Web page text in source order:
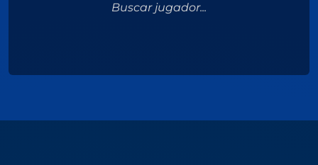
Buscar jugador...